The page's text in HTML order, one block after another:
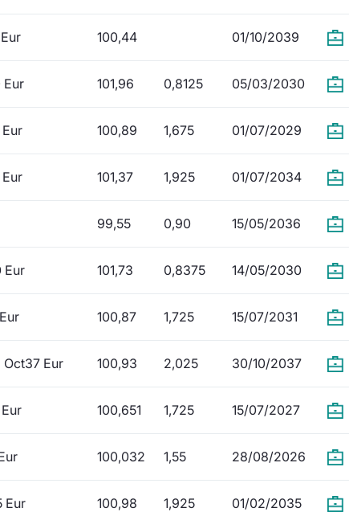
100,44 01/10/2039
Eur 101,96 0,8125 05/03/2030
100,89 1,675 01/07/2029
101,37 1,925 01/07/2034
99,55 0,90 15/05/2036
Eur 101,73 0,8375 14/05/2030
100,87 1,725 15/07/2031
Oct37 Eur 100,93 2,025 30/10/2037
100,651 1,725 15/07/2027
100,032 1,55 28/08/2026
Eur 100,98 1,925 01/02/2035